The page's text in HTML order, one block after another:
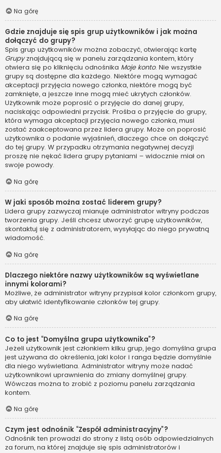
Na górę
Gdzie znajduje się spis grup użytkowników i jak można
dołączyć do grupy?
Spis grup użytkowników można zobaczyć, otwierając kartę
Grupyznajdującą się w panelu zarządzania kontem, który
otwiera się po kliknięciu odnośnika Moje konto. Nie wszystkie
grupy są dostępne dla każdego. Niektóre mogą wymagać
akceptacji przyjęcia nowego członka, niektóre mogą być
zamknięte, a jeszcze inne mogą mieć ukrytych członków.
Użytkownik może poprosić o przyjęcie do danej grupy,
naciskając odpowiedni przycisk. Prośba o przyjęcie do grupy,
która wymaga akceptacji przyjęcia nowego członka, musi
zostać zaakceptowana przez lidera grupy. Może on poprosić
użytkownika o podanie wyjaśnień, dlaczego chce on dołączyć
do tej grupy. W przypadku otrzymania negatywnej decyzji
proszę nie nękać lidera grupy pytaniami – widocznie miał on
swoje powody.
Na górę
W jaki sposób można zostać liderem grupy?
Lidera grupy zazwyczaj mianuje administrator witryny podczas
tworzenia grupy. Jeśli chcesz utworzyć grupę użytkowników,
skontaktuj się z administratorem, wysyłając do niego prywatną
wiadomość.
Na górę
Dlaczego niektóre nazwy użytkowników są wyświetlane
innymi kolorami?
Możliwe, że administrator witryny przypisał kolor członkom grupy,
aby ułatwić identyfikowanie członków tej grupy.
Na górę
Co to jest “Domyślna grupa użytkownika”?
Jeżeli użytkownik jest członkiem kilku grup, jego domyślna grupa
jest używana do określenia, jaki kolor i ranga będzie domyślnie
dla niego wyświetlana. Administrator witryny może nadać
użytkownikowi uprawnienia do zmiany domyślnej grupy.
Wówczas można to zrobić z poziomu panelu zarządzania
kontem.
Na górę
Czym jest odnośnik “Zespół administracyjny”?
Odnośnik ten prowadzi do strony z listą osób odpowiedzialnych
za forum, na której znajduje się spis administratorów i